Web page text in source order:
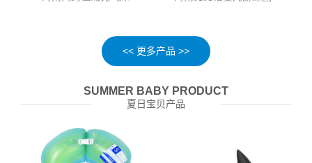
<< 更多产品 >>
SUMMER BABY PRODUCT
夏日宝贝产品